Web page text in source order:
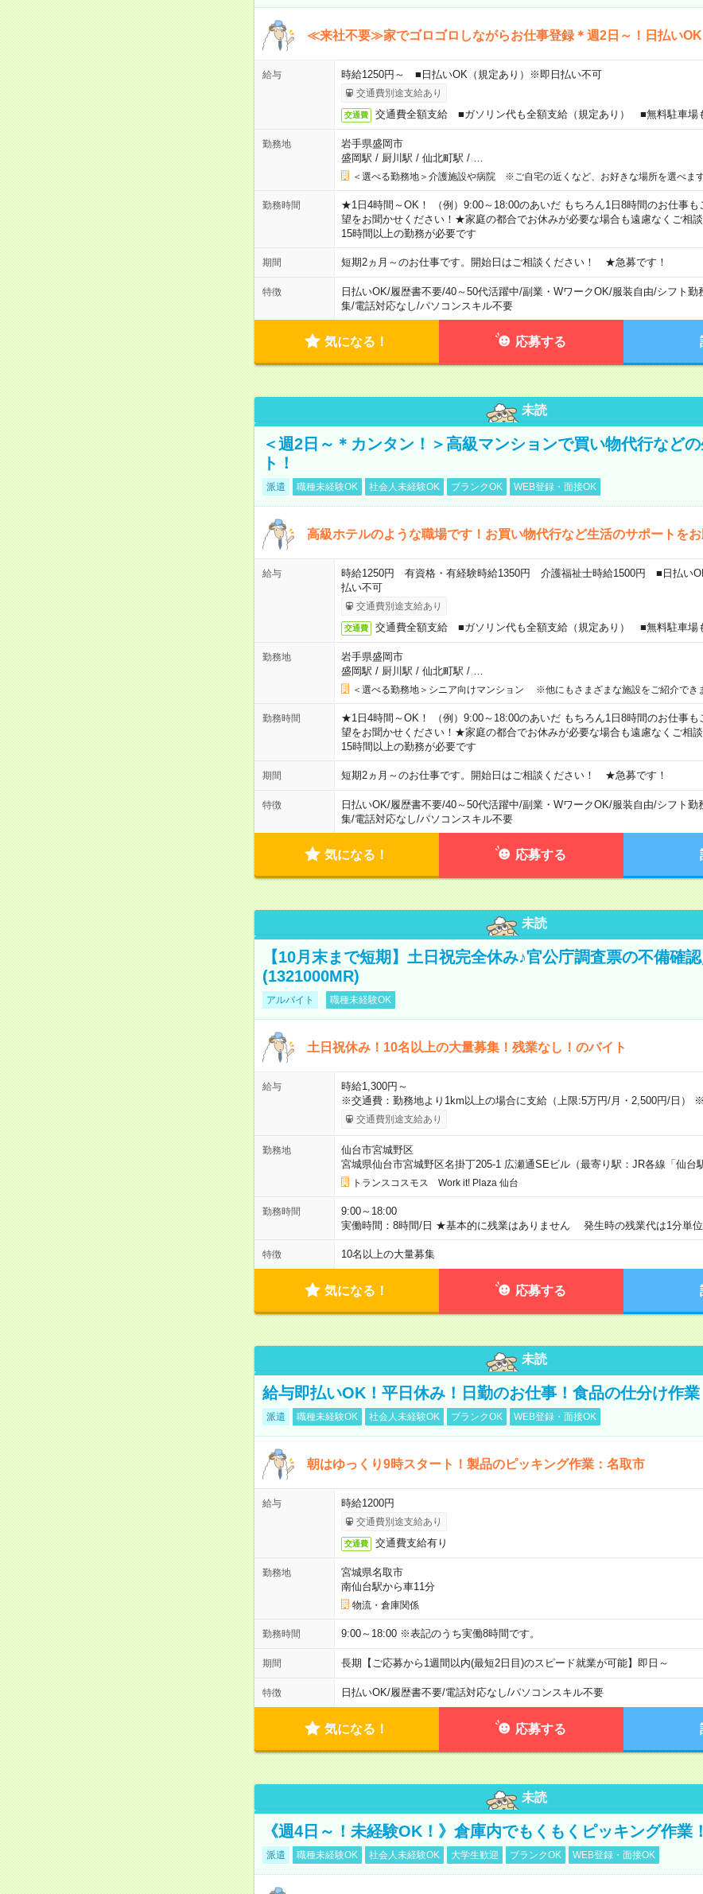
≪来社不要≫家でゴロゴロしながらお仕事登録＊週2日～！日払いOK
給与 時給1250円～ ■日払いOK（規定あり）※即日払い不可
交通費別途支給あり
交通費 交通費全額支給 ■ガソリン代も全額支給（規定あり） ■無料駐車場
勤務地
岩手県盛岡市
盛岡駅 / 厨川駅 / 仙北町駅 / …
＜選べる勤務地＞介護施設や病院 ※ご自宅の近くなど、お好きな場所を選べます
勤務時間
★1日4時間～OK！ （例）9:00～18:00のあいだ もちろん1日8時間のお仕事も
望をお聞かせください！★家庭の都合でお休みが必要な場合も遠慮なくご相
15時間以上の勤務が必要です
期間 短期2ヵ月～のお仕事です。開始日はご相談ください！ ★急募です！
特徴 日払いOK/履歴書不要/40～50代活躍中/副業・WワークOK/服装自由/シフト勤
集/電話対応なし/パソコンスキル不要
気になる！ 応募する
未読
＜週2日～＊カンタン！＞高級マンションで買い物代行など
ト！
派遣 職種未経験OK 社会人未経験OK ブランクOK WEB登録・面接OK
高級ホテルのような職場です！お買い物代行など生活のサポートをお
給与
時給1250円 有資格・有経験時給1350円 介護福祉士時給1500円 ■日払い
払い不可
交通費別途支給あり
交通費 交通費全額支給 ■ガソリン代も全額支給（規定あり） ■無料駐車場
勤務地
岩手県盛岡市
盛岡駅 / 厨川駅 / 仙北町駅 / …
＜選べる勤務地＞シニア向けマンション ※他にもさまざまな施設をご紹介でき
勤務時間
★1日4時間～OK！ （例）9:00～18:00のあいだ もちろん1日8時間のお仕事も
望をお聞かせください！★家庭の都合でお休みが必要な場合も遠慮なくご相
15時間以上の勤務が必要です
期間 短期2ヵ月～のお仕事です。開始日はご相談ください！ ★急募です！
特徴 日払いOK/履歴書不要/40～50代活躍中/副業・WワークOK/服装自由/シフト勤
集/電話対応なし/パソコンスキル不要
気になる！ 応募する
未読
【10月末まで短期】土日祝完全休み♪官公庁調査票の不備確
(1321000MR)
アルバイト 職種未経験OK
土日祝休み！10名以上の大量募集！残業なし！のバイト
給与
時給1,300円～
※交通費：勤務地より1km以上の場合に支給（上限:5万円/月・2,500円/日）
交通費別途支給あり
勤務地
仙台市宮城野区
宮城県仙台市宮城野区名掛丁205-1 広瀬通SEビル（最寄り駅：JR各線「仙台
トランスコスモス Work it! Plaza 仙台
勤務時間
9:00～18:00
実働時間：8時間/日 ★基本的に残業はありません 発生時の残業代は1分単
特徴 10名以上の大量募集
気になる！ 応募する
未読
給与即払いOK！平日休み！日勤のお仕事！食品の仕分け作業
派遣 職種未経験OK 社会人未経験OK ブランクOK WEB登録・面接OK
朝はゆっくり9時スタート！製品のピッキング作業：名取市
給与 時給1200円
交通費別途支給あり
交通費 交通費支給有り
勤務地
宮城県名取市
南仙台駅から車11分
物流・倉庫関係
勤務時間 9:00～18:00 ※表記のうち実働8時間です。
期間 長期【ご応募から1週間以内(最短2日目)のスピード就業が可能】即日～
特徴 日払いOK/履歴書不要/電話対応なし/パソコンスキル不要
気になる！ 応募する
未読
《週4日～！未経験OK！》倉庫内でもくもくピッキング作業！
派遣 職種未経験OK 社会人未経験OK 大学生歓迎 ブランクOK WEB登録・面接OK